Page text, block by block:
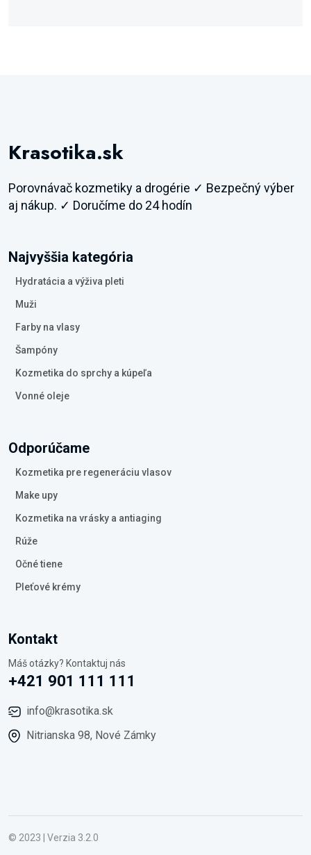
Krasotika.sk
Porovnávač kozmetiky a drogérie ✓ Bezpečný výber
aj nákup. ✓ Doručíme do 24 hodín
Najvyššia kategória
Hydratácia a výživa pleti
Muži
Farby na vlasy
Šampóny
Kozmetika do sprchy a kúpeľa
Vonné oleje
Odporúčame
Kozmetika pre regeneráciu vlasov
Make upy
Kozmetika na vrásky a antiaging
Rúže
Očné tiene
Pleťové krémy
Kontakt
Máš otázky? Kontaktuj nás
+421 901 111 111
info@krasotika.sk
Nitrianska 98, Nové Zámky
© 2023 | Verzia 3.2.0